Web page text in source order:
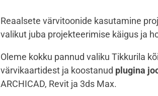
Reaalsete värvitoonide kasutamine
valikut juba projekteerimise käigus ja
Oleme kokku pannud valiku Tikkurila
värvikaartidest ja koostanud plugina
ARCHICAD, Revit ja 3ds Max.